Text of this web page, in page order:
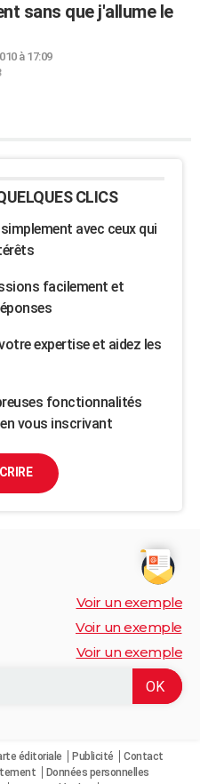
sans que j'allume le
à 17:09
CLICS
avec ceux qui
facilement et
expertise et aidez les
fonctionnalités
vous inscrivant
Voir un exemple
Voir un exemple
Voir un exemple
éditoriale Publicité
Contact
Données personnelles